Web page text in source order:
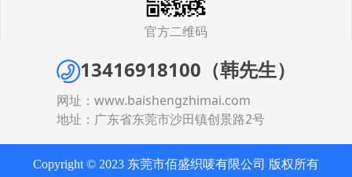
官方二维码
13416918100（韩先生）
网址： www.baishengzhimai.com
地址：广东省东莞市沙田镇创景路2号
Copyright © 2023 东莞市佰盛织唛有限公司 版权所有